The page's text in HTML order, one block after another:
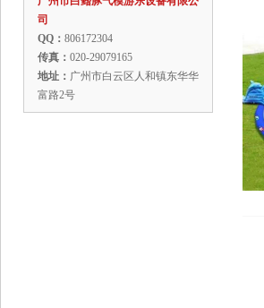
司
QQ： 806172304
传真： 020-29079165
地址： 广州市白云区人和镇东华华
富路2号